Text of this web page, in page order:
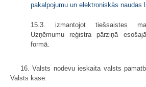
pakalpojumu un elektroniskās naudas
15.3. izmantojot tiešsaistes
Uzņēmumu reģistra pārziņā
formā.
16. Valsts nodevu ieskaita valsts
Valsts kasē.